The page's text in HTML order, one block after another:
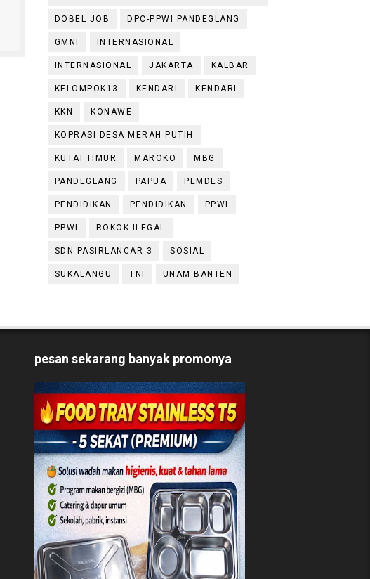
DOBEL JOB DPC-PPWI PANDEGLANG
GMNI INTERNASIONAL
INTERNASIONAL JAKARTA KALBAR
KELOMPOK13 KENDARI KENDARI
KKN KONAWE
KOPRASI DESA MERAH PUTIH
KUTAI TIMUR MAROKO MBG
PANDEGLANG PAPUA PEMDES
PENDIDIKAN PENDIDIKAN PPWI
PPWI ROKOK ILEGAL
SDN PASIRLANCAR 3 SOSIAL
SUKALANGU TNI UNAM BANTEN
pesan sekarang banyak promonya